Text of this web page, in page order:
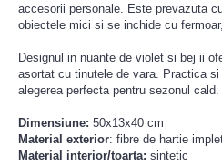
accesorii personale. Este prevazuta
obiectele mici si se inchide cu
Designul in nuante de violet si bej ii
asortat cu tinutele de vara. Practica
alegerea perfecta pentru sezonul cald.
Dimensiune: 50x13x40 cm
Material exterior: fibre de hartie
Material interior/toarta: sintetic